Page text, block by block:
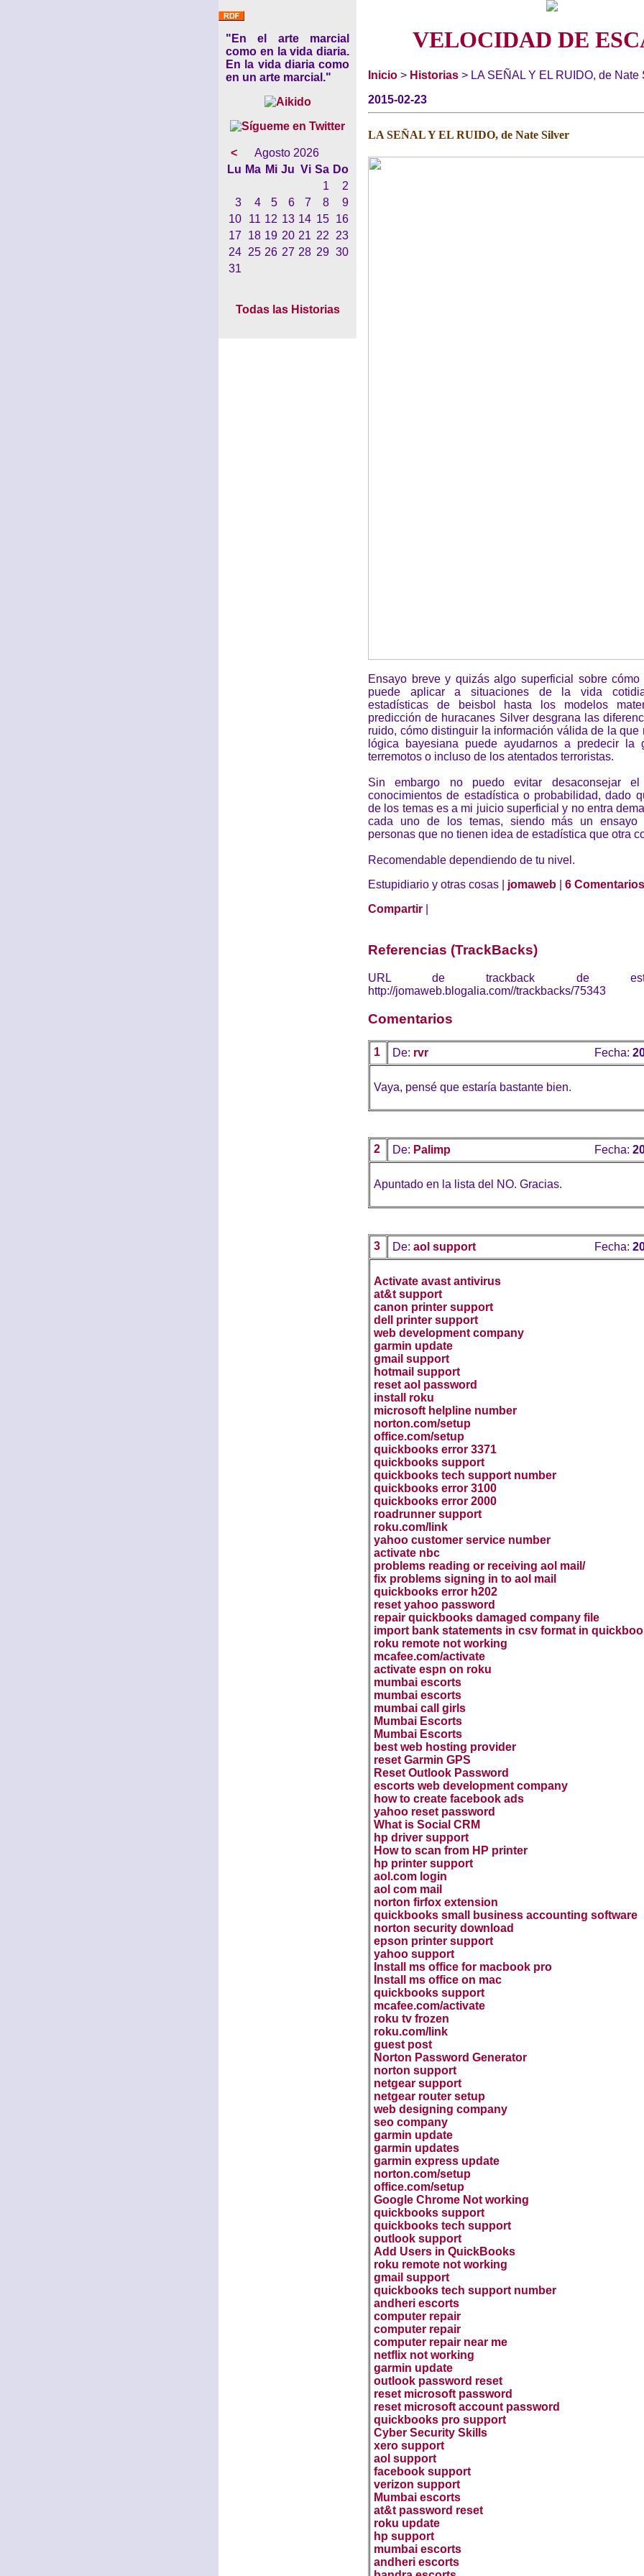
"En el arte marcial
como en la vida diaria.
En la vida diaria como
en un arte marcial."
<
Agosto 2026
Lu Ma Mi Ju Vi Sa Do
1
2
3
4 5 6 7 8
9
10
11 12 13 14 15
16
17
18 19 20 21 22
23
24
25 26 27 28 29 30
31
Todas las Historias
VELOCIDAD DE
Inicio > Historias > LA SEÑAL Y EL RUIDO, de Nate
2015-02-23
LA SEÑAL Y EL RUIDO, de Nate Silver
Ensayo breve y quizás algo superficial sobre
puede aplicar a situaciones de la vida
estadísticas de beisbol hasta los modelos
predicción de huracanes Silver desgrana las
ruido, cómo distinguir la información válida de la que
lógica bayesiana puede ayudarnos a predecir la
terremotos o incluso de los atentados terroristas.
Sin embargo no puedo evitar desaconsejar
conocimientos de estadística o probabilidad, dado
de los temas es a mi juicio superficial y no entra
cada uno de los temas, siendo más un ensayo
personas que no tienen idea de estadística que otra
Recomendable dependiendo de tu nivel.
Estupidiario y otras cosas | jomaweb
6 Comentarios
Compartir
Referencias (TrackBacks)
URL de trackback de
http://jomaweb.blogalia.com//trackbacks/75343
Comentarios
1 De: rvr Fecha:
Vaya, pensé que estaría bastante bien.
2 De: Palimp Fecha:
Apuntado en la lista del NO. Gracias.
3 De: aol support Fecha:
Activate avast antivirus
at&t support
canon printer support
dell printer support
web development company
garmin update
gmail support
hotmail support
reset aol password
install roku
microsoft helpline number
norton.com/setup
office.com/setup
quickbooks error 3371
quickbooks support
quickbooks tech support number
quickbooks error 3100
quickbooks error 2000
roadrunner support
roku.com/link
yahoo customer service number
activate nbc
problems reading or receiving aol mail/
fix problems signing in to aol mail
quickbooks error h202
reset yahoo password
repair quickbooks damaged company file
import bank statements in csv format in
roku remote not working
mcafee.com/activate
activate espn on roku
mumbai escorts
mumbai escorts
mumbai call girls
Mumbai Escorts
Mumbai Escorts
best web hosting provider
reset Garmin GPS
Reset Outlook Password
escorts web development company
how to create facebook ads
yahoo reset password
What is Social CRM
hp driver support
How to scan from HP printer
hp printer support
aol.com login
aol com mail
norton firfox extension
quickbooks small business accounting software
norton security download
epson printer support
yahoo support
Install ms office for macbook pro
Install ms office on mac
quickbooks support
mcafee.com/activate
roku tv frozen
roku.com/link
guest post
Norton Password Generator
norton support
netgear support
netgear router setup
web designing company
seo company
garmin update
garmin updates
garmin express update
norton.com/setup
office.com/setup
Google Chrome Not working
quickbooks support
quickbooks tech support
outlook support
Add Users in QuickBooks
roku remote not working
gmail support
quickbooks tech support number
andheri escorts
computer repair
computer repair
computer repair near me
netflix not working
garmin update
outlook password reset
reset microsoft password
reset microsoft account password
quickbooks pro support
Cyber Security Skills
xero support
aol support
facebook support
verizon support
Mumbai escorts
at&t password reset
roku update
hp support
mumbai escorts
andheri escorts